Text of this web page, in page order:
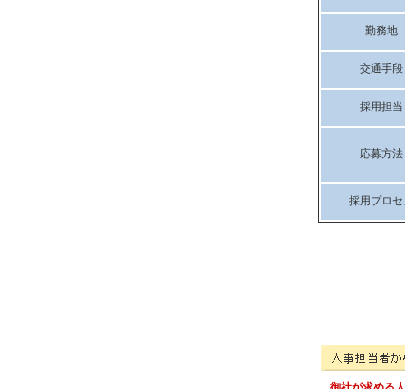
勤務地
交通手段
採用担当
応募方法
採用プロセ